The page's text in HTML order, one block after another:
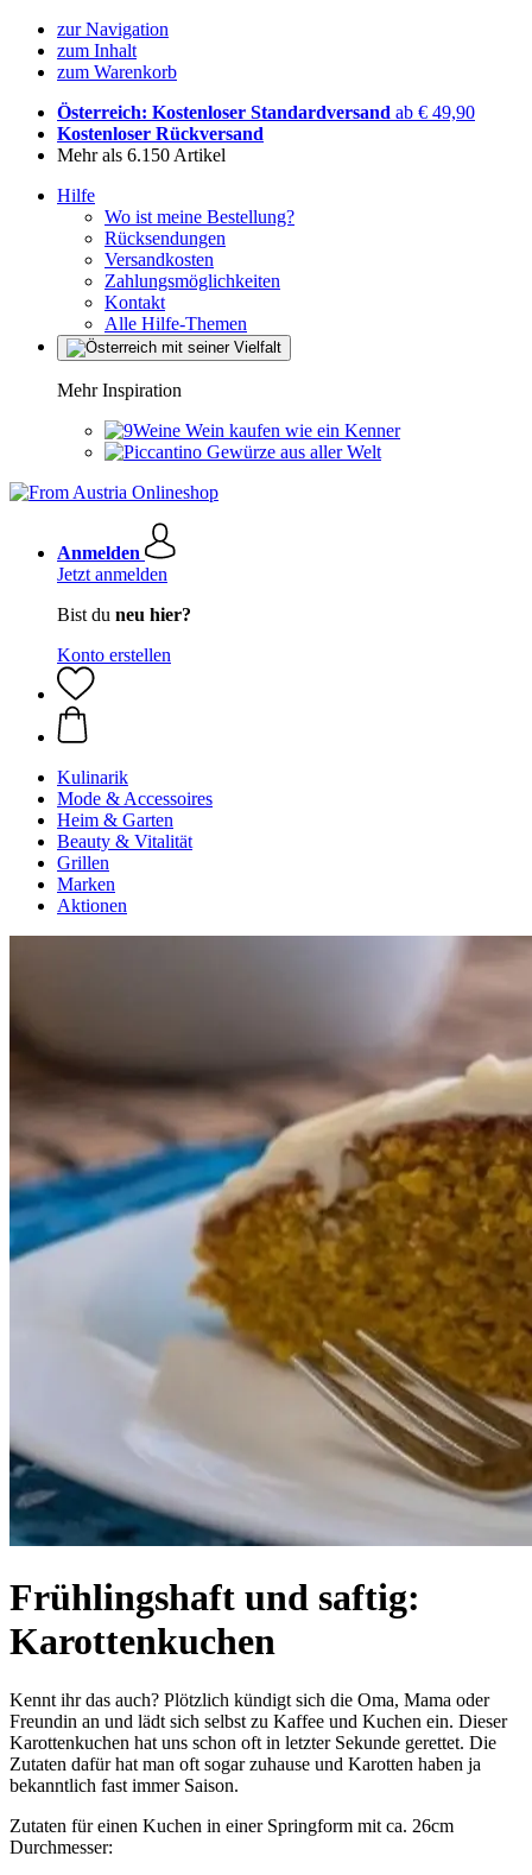
zur Navigation
zum Inhalt
zum Warenkorb
Österreich: Kostenloser Standardversand ab € 49,90
Kostenloser Rückversand
Mehr als 6.150 Artikel
Hilfe
Wo ist meine Bestellung?
Rücksendungen
Versandkosten
Zahlungsmöglichkeiten
Kontakt
Alle Hilfe-Themen
Mehr Inspiration
Wein kaufen wie ein Kenner
Gewürze aus aller Welt
Anmelden
Jetzt anmelden
Bist du neu hier?
Konto erstellen
Kulinarik
Mode & Accessoires
Heim & Garten
Beauty & Vitalität
Grillen
Marken
Aktionen
Frühlingshaft und saftig:
Karottenkuchen
Kennt ihr das auch? Plötzlich kündigt sich die Oma, Mama oder
Freundin an und lädt sich selbst zu Kaffee und Kuchen ein. Dieser
Karottenkuchen hat uns schon oft in letzter Sekunde gerettet. Die
Zutaten dafür hat man oft sogar zuhause und Karotten haben ja
bekanntlich fast immer Saison.
Zutaten für einen Kuchen in einer Springform mit ca. 26cm
Durchmesser: